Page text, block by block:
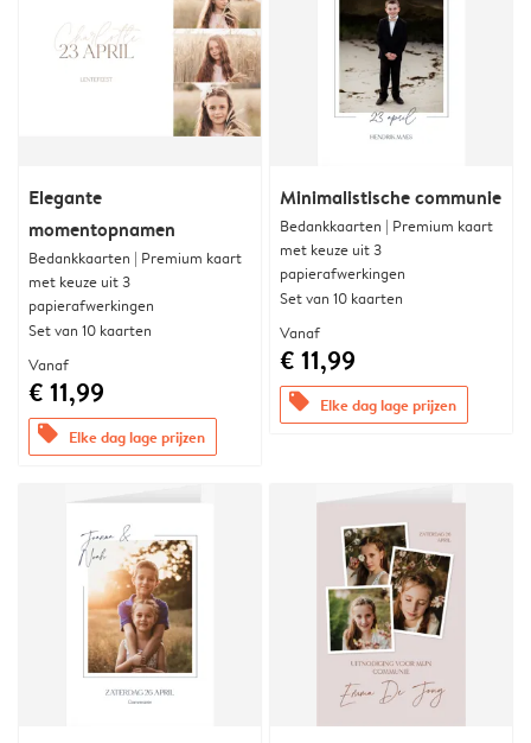
Elegante
momentopnamen
Bedankkaarten | Premium kaart
met keuze uit 3
papierafwerkingen
Set van 10 kaarten
Vanaf
€ 11,99
offers Elke dag lage prijzen
Minimalistische communie
Bedankkaarten | Premium kaart
met keuze uit 3
papierafwerkingen
Set van 10 kaarten
Vanaf
€ 11,99
offers Elke dag lage prijzen